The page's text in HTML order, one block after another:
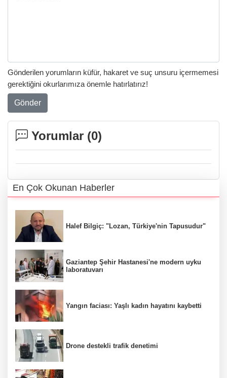
Gönderilen yorumların küfür, hakaret ve suç unsuru içermemesi
gerektiğini okurlarımıza önemle hatırlatırız!
Gönder
Yorumlar (0)
En Çok Okunan Haberler
Halef Bilgiç: "Lozan, Türkiye'nin Tapusudur"
Gaziantep Şehir Hastanesi'ne modern uyku
laboratuvarı
Yangın faciası: Yaşlı kadın hayatını kaybetti
Drone destekli trafik denetimi